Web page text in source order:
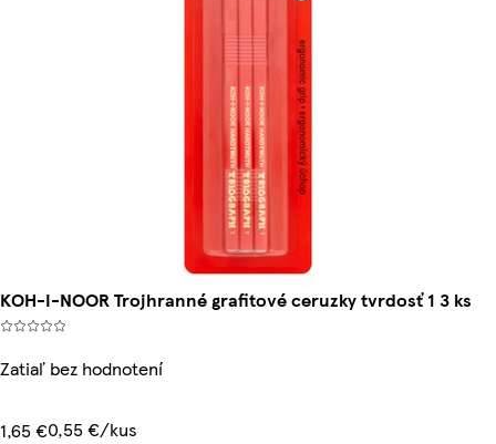
KOH-I-NOOR Trojhranné grafitové ceruzky tvrdosť 1 3 ks
Zatiaľ bez hodnotení
1,65 €0,55 €/kus